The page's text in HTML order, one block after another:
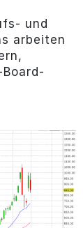
und
arbeiten